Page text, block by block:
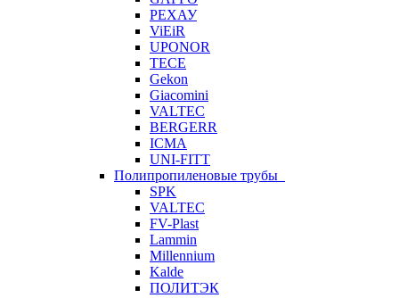
РЕХАУ
ViEiR
UPONOR
TECE
Gekon
Giacomini
VALTEC
BERGERR
ICMA
UNI-FITT
Полипропиленовые трубы
SPK
VALTEC
FV-Plast
Lammin
Millennium
Kalde
ПОЛИТЭК